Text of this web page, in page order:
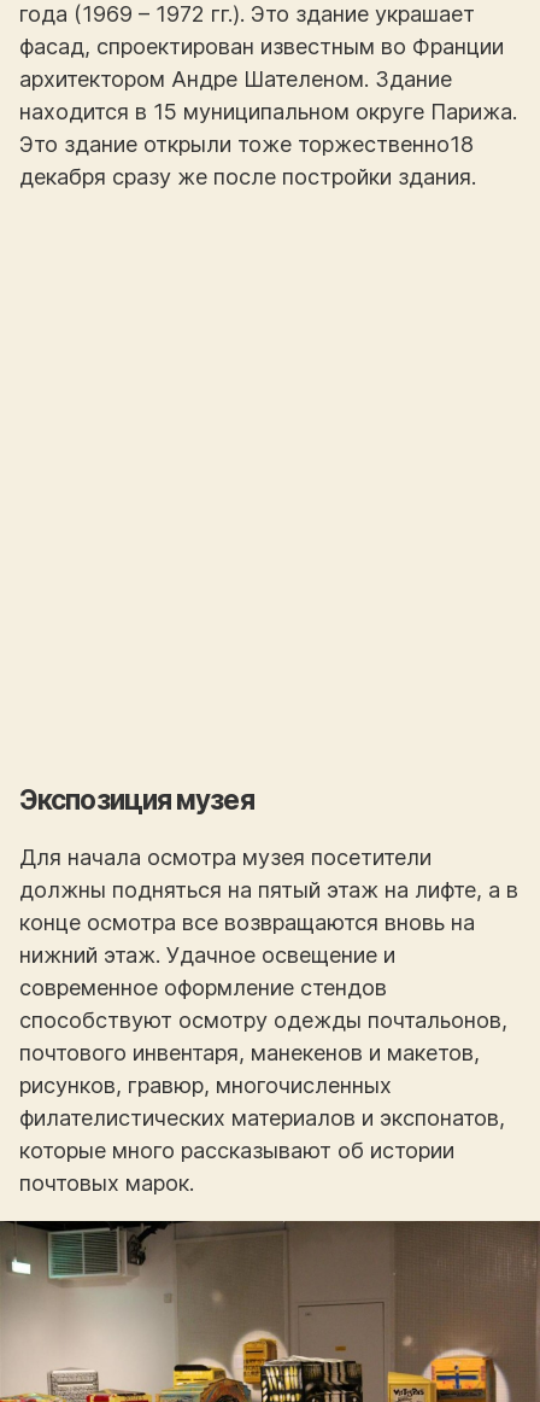
года (1969 – 1972 гг.). Это здание украшает
фасад, спроектирован известным во Франции
архитектором Андре Шателеном. Здание
находится в 15 муниципальном округе Парижа.
Это здание открыли тоже торжественно18
декабря сразу же после постройки здания.
Экспозиция музея
Для начала осмотра музея посетители
должны подняться на пятый этаж на лифте, а в
конце осмотра все возвращаются вновь на
нижний этаж. Удачное освещение и
современное оформление стендов
способствуют осмотру одежды почтальонов,
почтового инвентаря, манекенов и макетов,
рисунков, гравюр, многочисленных
филателистических материалов и экспонатов,
которые много рассказывают об истории
почтовых марок.